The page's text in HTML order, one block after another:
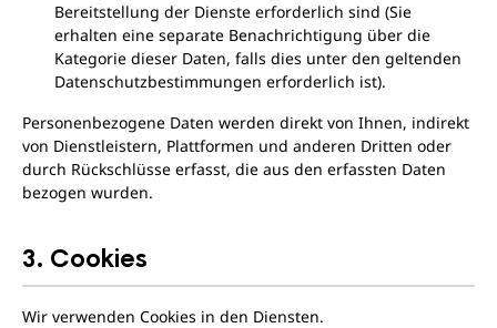
Bereitstellung der Dienste erforderlich sind (Sie
erhalten eine separate Benachrichtigung über die
Kategorie dieser Daten, falls dies unter den geltenden
Datenschutzbestimmungen erforderlich ist).
Personenbezogene Daten werden direkt von Ihnen, indirekt
von Dienstleistern, Plattformen und anderen Dritten oder
durch Rückschlüsse erfasst, die aus den erfassten Daten
bezogen wurden.
3. Cookies
Wir verwenden Cookies in den Diensten.